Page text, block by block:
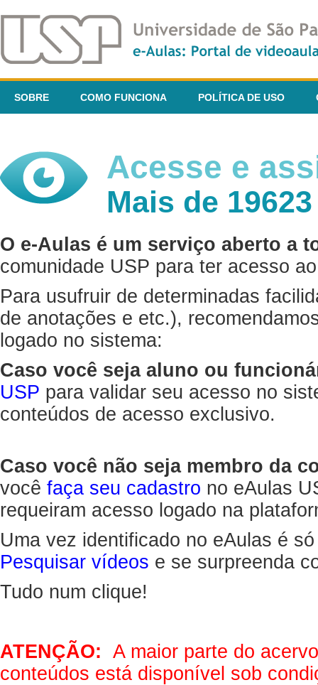
SOBRE COMO FUNCIONA POLÍTICA DE USO
Acesse e
Mais de
O e-Aulas é um serviço aberto a
comunidade USP para ter acesso
Para usufruir de determinadas
de anotações e etc.),
logado no sistema:
Caso você seja aluno ou
USP para validar seu acesso no
conteúdos de acesso exclusivo.
Caso você não seja membro da
você faça seu cadastro no eAulas
requeiram acesso logado na
Uma vez identificado no eAulas é
Pesquisar vídeos e se surpreenda
Tudo num clique!
ATENÇÃO: A maior parte do
conteúdos está disponível sob